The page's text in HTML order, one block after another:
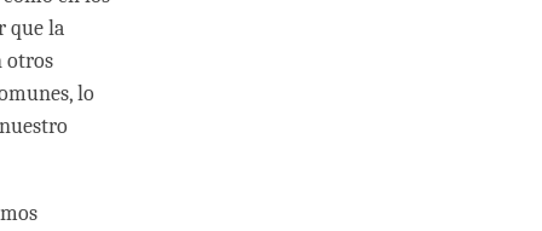
que la
otros
lo